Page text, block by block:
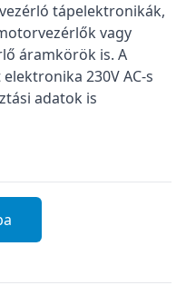
tápelektronikák,
vagy
áramkörök is. A
230V AC-s
adatok is